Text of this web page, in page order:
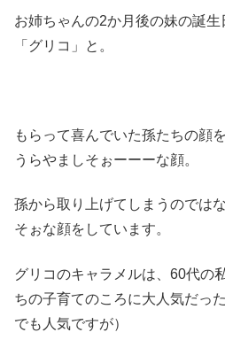
お姉ちゃんの2か月後の妹の誕
「グリコ」と。
もらって喜んでいた孫たちの顔
うらやましそぉーーーな顔。
孫から取り上げてしまうのでは
そぉな顔をしています。
グリコのキャラメルは、60代の
ちの子育てのころに大人気だっ
でも人気ですが）